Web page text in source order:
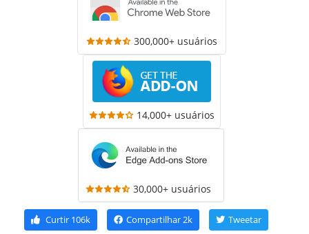
300,000+ usuários
14,000+ usuários
30,000+ usuários
Curtir 106k Compartilhar2k Tweetar